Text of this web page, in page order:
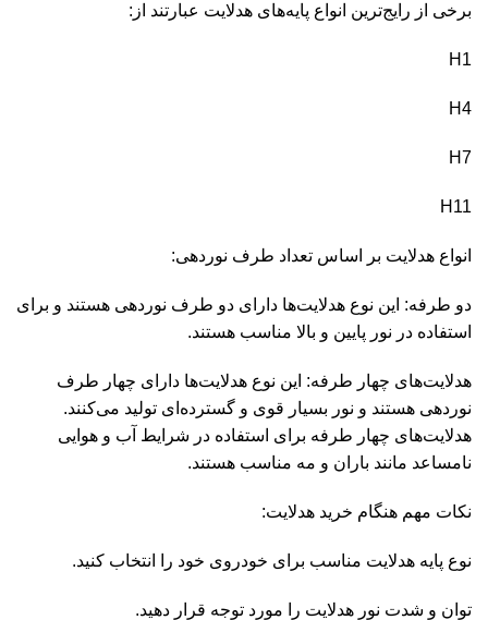
برخی از رایج‌ترین انواع پایه‌های هدلایت عبارتند از:
H1
H4
H7
H11
انواع هدلایت بر اساس تعداد طرف نوردهی:
دو طرفه: این نوع هدلایت‌ها دارای دو طرف نوردهی هستند و برای
استفاده در نور پایین و بالا مناسب هستند.
هدلایت‌های چهار طرفه: این نوع هدلایت‌ها دارای چهار طرف
نوردهی هستند و نور بسیار قوی و گسترده‌ای تولید می‌کنند.
هدلایت‌های چهار طرفه برای استفاده در شرایط آب و هوایی
نامساعد مانند باران و مه مناسب هستند.
نکات مهم هنگام خرید هدلایت:
نوع پایه هدلایت مناسب برای خودروی خود را انتخاب کنید.
توان و شدت نور هدلایت را مورد توجه قرار دهید.